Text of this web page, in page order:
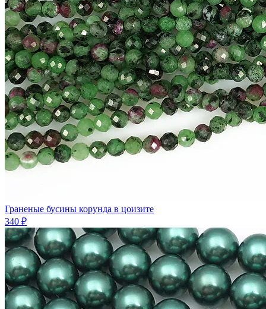
Граненые бусины корунда в цоизите
340 ₽